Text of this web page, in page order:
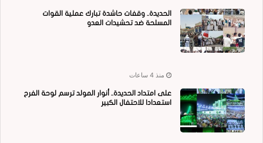
الحديدة.. وقفات حاشدة تبارك عملية القوات
المسلحة ضد تحشيدات العدو
منذ 4 ساعات
على امتداد الحديدة.. أنوار المولد ترسم لوحة الفرح
استعدادا للاحتفال الكبير